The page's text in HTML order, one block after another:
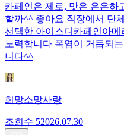
카페인은 제로, 맛은 은은하
할까^^ 좋아요 직장에서 단
선택한 아이스디카페인아
노력합니다 폭염이 거듭되
니다^^
희망소망사랑
조회수 52026.07.30